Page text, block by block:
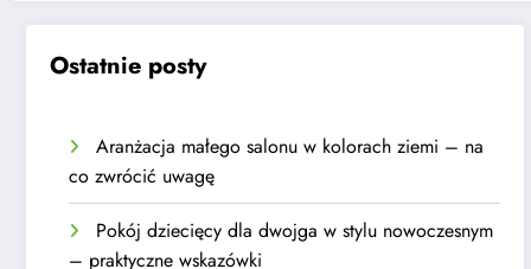
Ostatnie posty
Aranżacja małego salonu w kolorach ziemi – na
co zwrócić uwagę
Pokój dziecięcy dla dwojga w stylu nowoczesnym
– praktyczne wskazówki